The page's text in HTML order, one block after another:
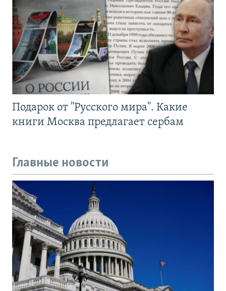
Подарок от "Русского мира". Какие
книги Москва предлагает сербам
Главные новости